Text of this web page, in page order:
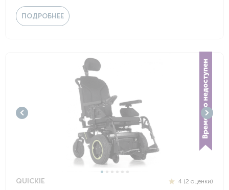
ПОДРОБНЕЕ
QUICKIE 4 (2 оценки)